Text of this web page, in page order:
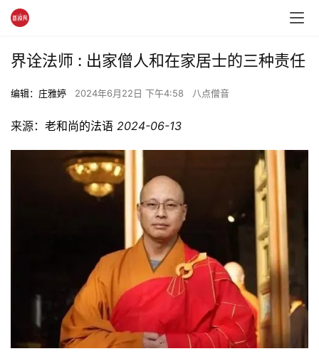
界诠法师 : 出家僧人和在家居士的三种责任
编辑：庄雅婷 2024年6月22日 下午4:58 八点僧音
来源： 老和尚的法语 2024-06-13